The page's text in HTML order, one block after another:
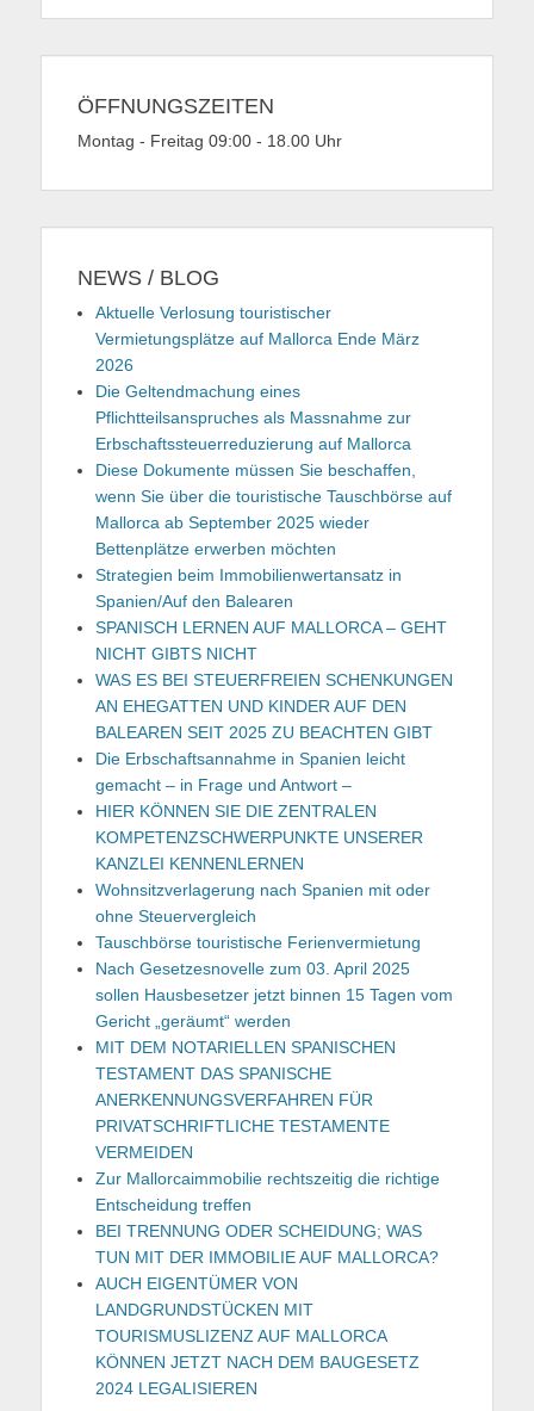
ÖFFNUNGSZEITEN
Montag - Freitag 09:00 - 18.00 Uhr
NEWS / BLOG
Aktuelle Verlosung touristischer
Vermietungsplätze auf Mallorca Ende März
2026
Die Geltendmachung eines
Pflichtteilsanspruches als Massnahme zur
Erbschaftssteuerreduzierung auf Mallorca
Diese Dokumente müssen Sie beschaffen,
wenn Sie über die touristische Tauschbörse auf
Mallorca ab September 2025 wieder
Bettenplätze erwerben möchten
Strategien beim Immobilienwertansatz in
Spanien/Auf den Balearen
SPANISCH LERNEN AUF MALLORCA – GEHT
NICHT GIBTS NICHT
WAS ES BEI STEUERFREIEN SCHENKUNGEN
AN EHEGATTEN UND KINDER AUF DEN
BALEAREN SEIT 2025 ZU BEACHTEN GIBT
Die Erbschaftsannahme in Spanien leicht
gemacht – in Frage und Antwort –
HIER KÖNNEN SIE DIE ZENTRALEN
KOMPETENZSCHWERPUNKTE UNSERER
KANZLEI KENNENLERNEN
Wohnsitzverlagerung nach Spanien mit oder
ohne Steuervergleich
Tauschbörse touristische Ferienvermietung
Nach Gesetzesnovelle zum 03. April 2025
sollen Hausbesetzer jetzt binnen 15 Tagen vom
Gericht „geräumt“ werden
MIT DEM NOTARIELLEN SPANISCHEN
TESTAMENT DAS SPANISCHE
ANERKENNUNGSVERFAHREN FÜR
PRIVATSCHRIFTLICHE TESTAMENTE
VERMEIDEN
Zur Mallorcaimmobilie rechtszeitig die richtige
Entscheidung treffen
BEI TRENNUNG ODER SCHEIDUNG; WAS
TUN MIT DER IMMOBILIE AUF MALLORCA?
AUCH EIGENTÜMER VON
LANDGRUNDSTÜCKEN MIT
TOURISMUSLIZENZ AUF MALLORCA
KÖNNEN JETZT NACH DEM BAUGESETZ
2024 LEGALISIEREN